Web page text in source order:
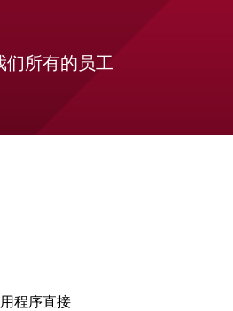
们所有的员工
程序直接